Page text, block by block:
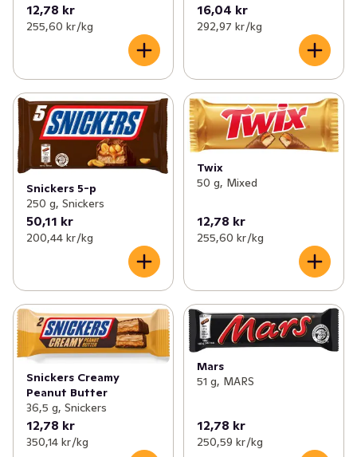
12,78 kr
255,60 kr /kg
16,04 kr
292,97 kr /kg
Snickers 5-p
250 g, Snickers
50,11 kr
200,44 kr /kg
Twix
50 g, Mixed
12,78 kr
255,60 kr /kg
Snickers Creamy
Peanut Butter
36,5 g, Snickers
12,78 kr
350,14 kr /kg
Mars
51 g, MARS
12,78 kr
250,59 kr /kg